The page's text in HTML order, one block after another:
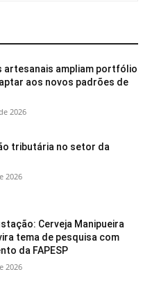
artesanais ampliam portfólio
aos novos padrões de
2026
tributária no setor da
2026
Cerveja Manipueira
tema de pesquisa com
da FAPESP
2026